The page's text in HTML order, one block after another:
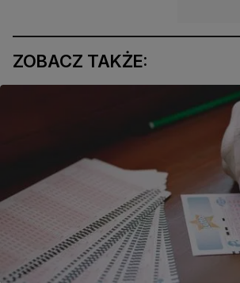
ZOBACZ TAKŻE: